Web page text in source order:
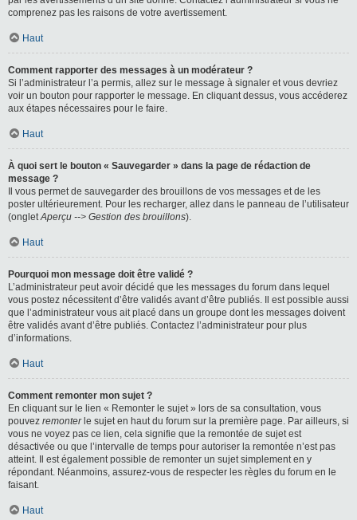
comprenez pas les raisons de votre avertissement.
Haut
Comment rapporter des messages à un modérateur ?
Si l’administrateur l’a permis, allez sur le message à signaler et vous devriez
voir un bouton pour rapporter le message. En cliquant dessus, vous accéderez
aux étapes nécessaires pour le faire.
Haut
À quoi sert le bouton « Sauvegarder » dans la page de rédaction de
message ?
Il vous permet de sauvegarder des brouillons de vos messages et de les
poster ultérieurement. Pour les recharger, allez dans le panneau de l’utilisateur
(ongletAperçu --> Gestion des brouillons).
Haut
Pourquoi mon message doit être validé ?
L’administrateur peut avoir décidé que les messages du forum dans lequel
vous postez nécessitent d’être validés avant d’être publiés. Il est possible aussi
que l’administrateur vous ait placé dans un groupe dont les messages doivent
être validés avant d’être publiés. Contactez l’administrateur pour plus
d’informations.
Haut
Comment remonter mon sujet ?
En cliquant sur le lien « Remonter le sujet » lors de sa consultation, vous
pouvez remonterle sujet en haut du forum sur la première page. Par ailleurs, si
vous ne voyez pas ce lien, cela signifie que la remontée de sujet est
désactivée ou que l’intervalle de temps pour autoriser la remontée n’est pas
atteint. Il est également possible de remonter un sujet simplement en y
répondant. Néanmoins, assurez-vous de respecter les règles du forum en le
faisant.
Haut